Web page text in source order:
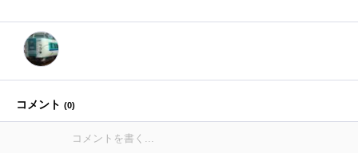
コメント (0)